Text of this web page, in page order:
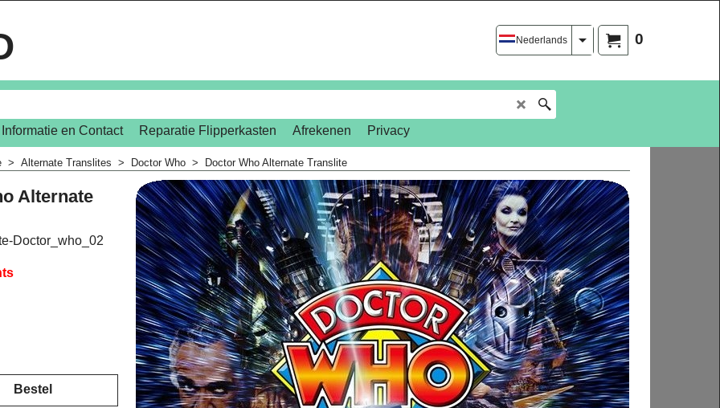
0
Nederlands
Informatie en Contact Reparatie Flipperkasten Afrekenen Privacy
> Alternate Translites > Doctor Who > Doctor Who Alternate Translite
Alternate
Doctor_who_02
Bestel